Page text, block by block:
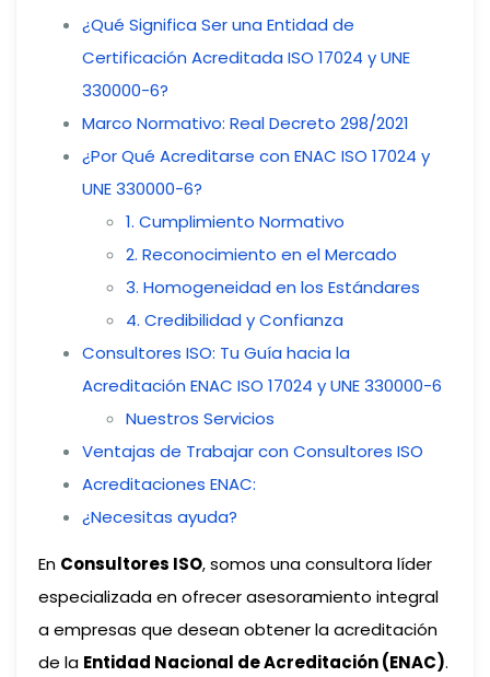
¿Qué Significa Ser una Entidad de
Certificación Acreditada ISO 17024 y UNE
330000-6?
Marco Normativo: Real Decreto 298/2021
¿Por Qué Acreditarse con ENAC ISO 17024 y
UNE 330000-6?
1. Cumplimiento Normativo
2. Reconocimiento en el Mercado
3. Homogeneidad en los Estándares
4. Credibilidad y Confianza
Consultores ISO: Tu Guía hacia la
Acreditación ENAC ISO 17024 y UNE 330000-6
Nuestros Servicios
Ventajas de Trabajar con Consultores ISO
Acreditaciones ENAC:
¿Necesitas ayuda?
En Consultores ISO, somos una consultora líder
especializada en ofrecer asesoramiento integral
a empresas que desean obtener la acreditación
de la Entidad Nacional de Acreditación (ENAC).